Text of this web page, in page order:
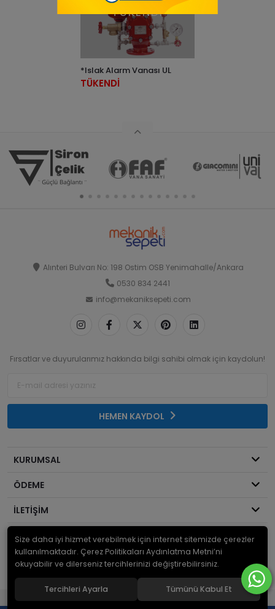
TÜKENDİ
*Islak Alarm Vanası UL
TÜKENDİ
Alınteri Bulvarı No: 198 Ostim OSB Yenimahalle/Ankara
0530 834 2441
info@mekaniksepeti.com
Fırsatlar ve duyurularımız hakkında bilgi sahibi olmak için kaydolun!
HEMEN KAYDOL
KURUMSAL
ÖDEME
İLETİŞİM
© 2026Mekanik Sepeti. Bir Serdaroğlu A.Ş markasıdır ve tüm hakları
saklıdır.
Yeni Nesil E-Ticaret Sistemleri ile Hazırlanmıştır.
Size daha iyi hizmet verebilmek için internet sitemizde çerezler
kullanılmaktadır. Çerez Politikaları Aydınlatma Metni’ni
okuyabilir ve dilerseniz tercihlerinizi değiştirebilirsiniz.
Tercihleri Ayarla Tümünü Kabul Et